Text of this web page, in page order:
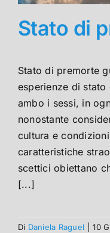
Stato di
Stato di premorte
esperienze di
ambo i sessi, in
nonostante
cultura e
caratteristiche
scettici obiettano
[...]
Di Daniela Raguel 10